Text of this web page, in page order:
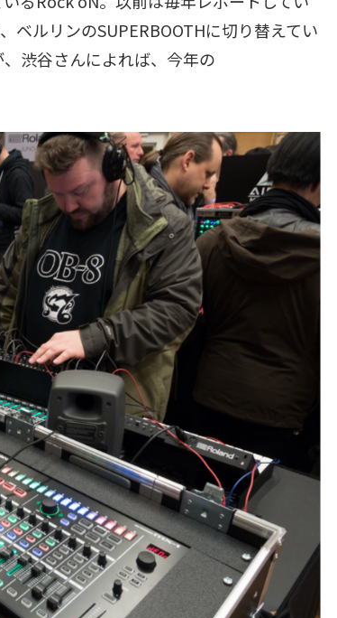
ベルリンのSUPERBOOTHに切り替えてい
渋谷さんによれば、今年の